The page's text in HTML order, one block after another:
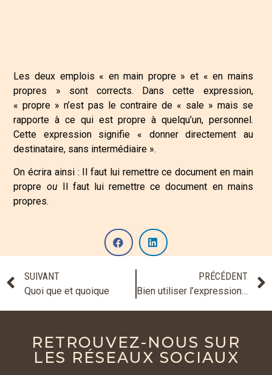
Les deux emplois « en main propre » et « en mains
propres » sont corrects. Dans cette expression,
« propre » n’est pas le contraire de « sale » mais se
rapporte à ce qui est propre à quelqu’un, personnel.
Cette expression signifie « donner directement au
destinataire, sans intermédiaire ».
On écrira ainsi : Il faut lui remettre ce document en main
propre ou Il faut lui remettre ce document en mains
propres.
SUIVANT
Quoi que et quoique
PRÉCÉDENT
Bien utiliser l’expression « en termes de »
RETROUVEZ-NOUS SUR
LES RÉSEAUX SOCIAUX